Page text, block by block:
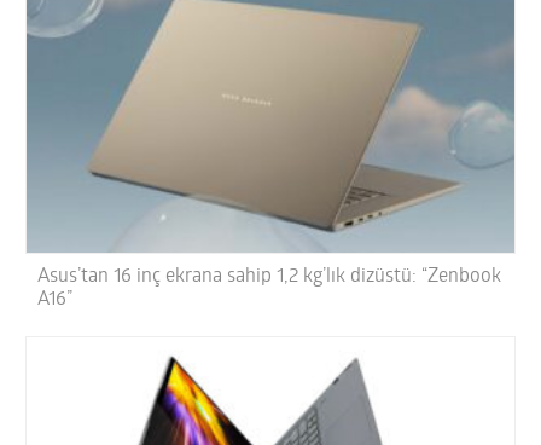
Asus’tan 16 inç ekrana sahip 1,2 kg’lık dizüstü: “Zenbook
A16”